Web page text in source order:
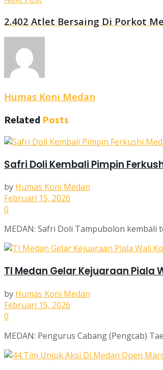
2.402 Atlet Bersaing Di Porkot
Humas Koni Medan
Related Posts
Safri Doli Kembali Pimpin
by Humas Koni Medan
Februari 15, 2026
0
MEDAN: Safri Doli Tampubolon kembali
TI Medan Gelar Kejuaraan Piala
by Humas Koni Medan
Februari 15, 2026
0
MEDAN: Pengurus Cabang (Pengcab)